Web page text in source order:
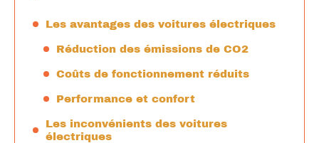
Les avantages des voitures électriques
Réduction des émissions de CO2
Coûts de fonctionnement réduits
Performance et confort
Les inconvénients des voitures
électriques